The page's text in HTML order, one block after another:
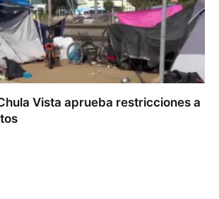
Vista aprueba restricciones a